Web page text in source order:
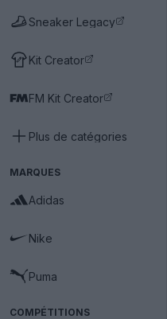
Sneaker Legacy
Kit Creator
FM Kit Creator
Plus de catégories
MARQUES
Adidas
Nike
Puma
COMPÉTITIONS